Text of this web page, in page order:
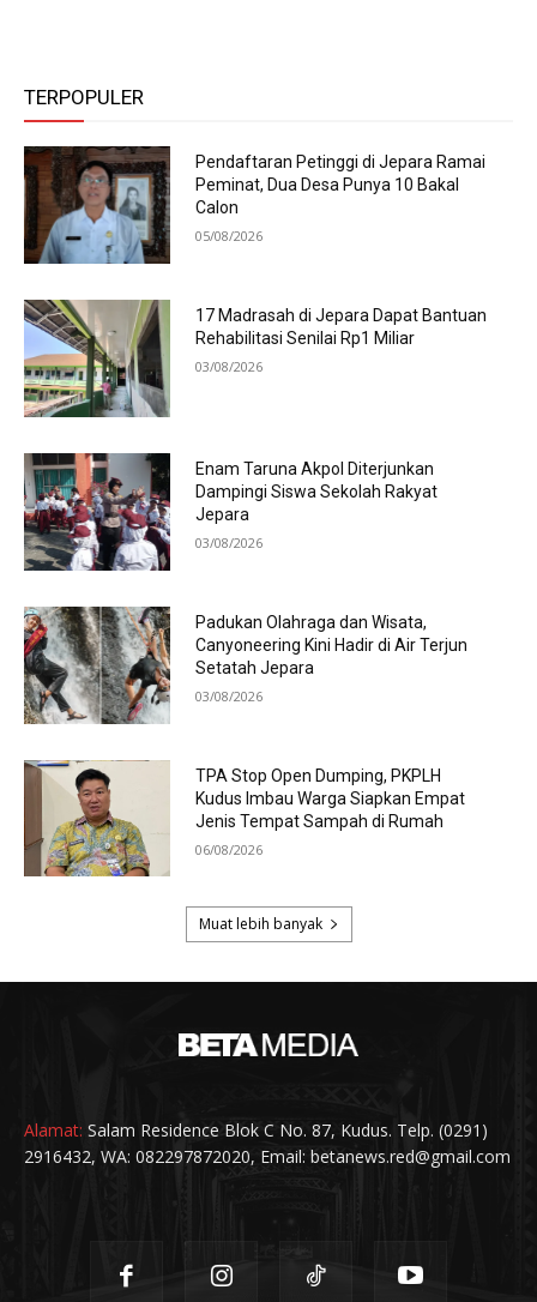
Alamat: Salam Residence Blok C No. 87, Kudus. Telp. (0291)
2916432, WA: 082297872020, Email: betanews.red@gmail.com